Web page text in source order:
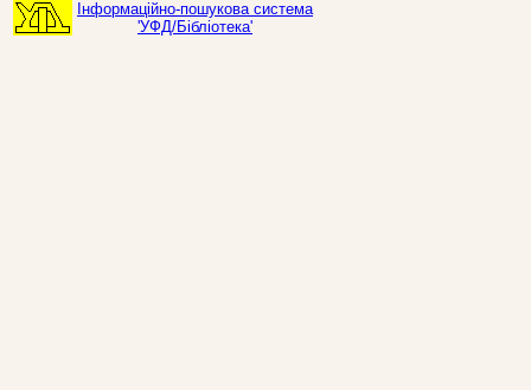
Інформаційно-пошукова система
'УФД/Бібліотека'